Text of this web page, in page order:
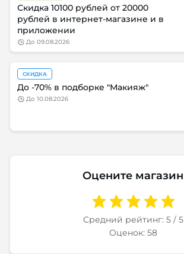
Скидка 10100 рублей от 20000
рублей в интернет-магазине и в
приложении
до 09.08.2026
СКИДКА
До -70% в подборке "Макияж"
до 10.08.2026
Оцените магазин
Средний рейтинг: 5 / 5
Оценок: 58